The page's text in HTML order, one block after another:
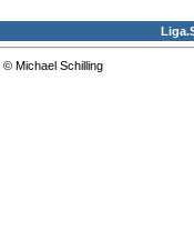
© Michael Schilling